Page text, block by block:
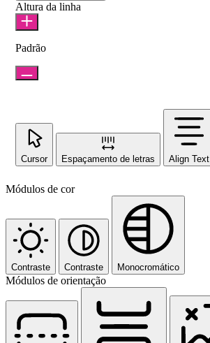
Altura da linha
Padrão
Cursor Espaçamento de letras Align Text
Módulos de cor
Contraste Contraste Monocromático
Módulos de orientação